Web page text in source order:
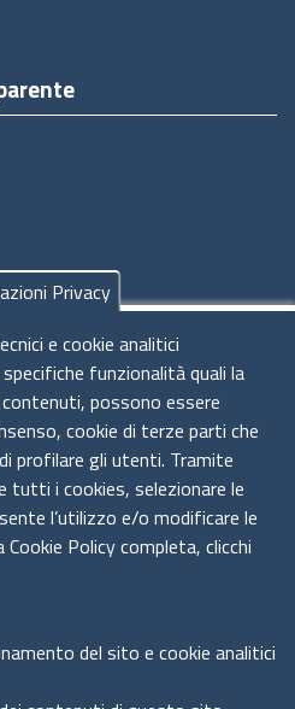
Privacy
e cookie analitici
funzionalità quali la
possono essere
cookie di terze parti che
profilare gli utenti. Tramite
tutti i cookies, selezionare le
l’utilizzo e/o modificare le
Policy completa, clicchi
del sito e cookie analitici